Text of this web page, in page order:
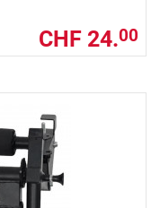
CHF 24.00